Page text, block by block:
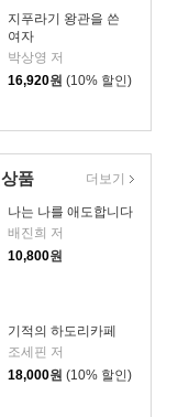
지푸라기 왕관을 쓴
여자
박상영 저
16,920원 (10% 할인)
품
나는 나를 애도합니다
배진희 저
10,800원
기적의 하도리카페
조세핀 저
18,000원 (10% 할인)
더보기